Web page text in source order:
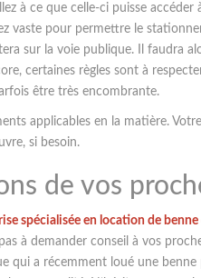
à ce que celle-ci puisse
vaste pour permettre le
sur la voie publique. Il faudra
certaines règles sont à
être très encombrante.
applicables en la matière.
si besoin.
de vos
spécialisée en location de
à demander conseil à vos
qui a récemment loué une